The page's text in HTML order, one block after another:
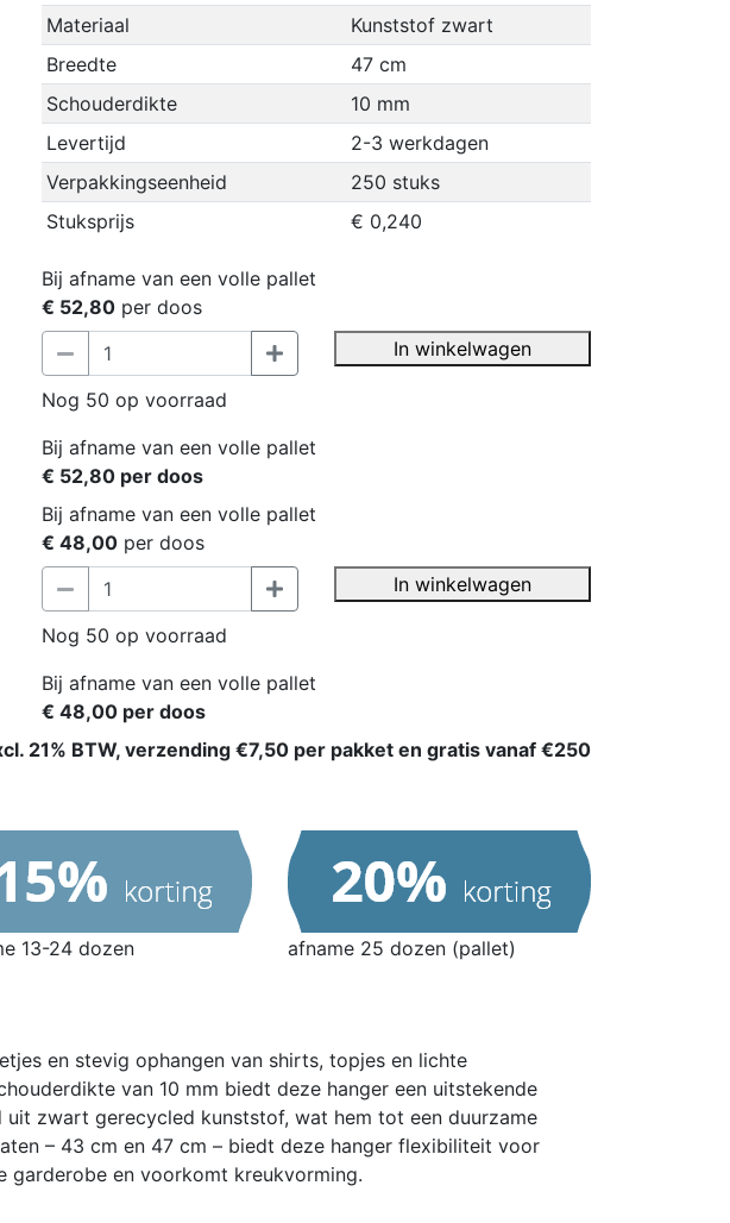
Materiaal
Kunststof zwart
Breedte
47 cm
Schouderdikte
10 mm
Levertijd
2-3 werkdagen
Verpakkingseenheid
250 stuks
Stuksprijs
€ 0,240
Bij afname van een volle pallet
€ 52,80per doos
Nog 50 op voorraad
In winkelwagen
Bij afname van een volle pallet
€ 52,80 per doos
Bij afname van een volle pallet
€ 48,00per doos
Nog 50 op voorraad
In winkelwagen
Bij afname van een volle pallet
€ 48,00 per doos
21% BTW, verzending €7,50 per pakket en gratis vanaf €250
13-24 dozen afname 25 dozen (pallet)
en stevig ophangen van shirts, topjes en lichte
van 10 mm biedt deze hanger een uitstekende
zwart gerecycled kunststof, wat hem tot een duurzame
– 43 cm en 47 cm – biedt deze hanger flexibiliteit voor
garderobe en voorkomt kreukvorming.